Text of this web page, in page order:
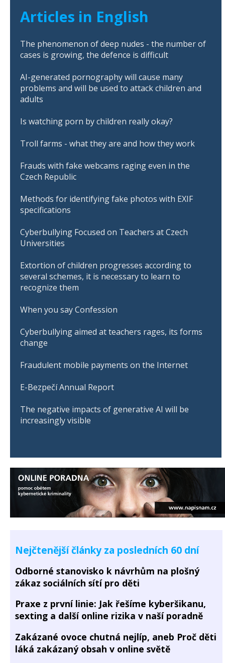
Articles in English
The phenomenon of deep nudes - the number of
cases is growing, the defence is difficult
AI-generated pornography will cause many
problems and will be used to attack children and
adults
Is watching porn by children really okay?
Troll farms - what they are and how they work
Frauds with fake webcams raging even in the
Czech Republic
Methods for identifying fake photos with EXIF
specifications
Cyberbullying Focused on Teachers at Czech
Universities
Extortion of children progresses according to
several schemes, it is necessary to learn to
recognize them
When you say Confession
Cyberbullying aimed at teachers rages, its forms
change
Fraudulent mobile payments on the Internet
E-Bezpečí Annual Report
The negative impacts of generative AI will be
increasingly visible
Nejčtenější články za posledních 60 dní
Odborné stanovisko k návrhům na plošný
zákaz sociálních sítí pro děti
Praxe z první linie: Jak řešíme kyberšikanu,
sexting a další online rizika v naší poradně
Zakázané ovoce chutná nejlíp, aneb Proč děti
láká zakázaný obsah v online světě